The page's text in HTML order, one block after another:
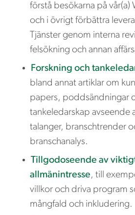
förstå besökarna på vår(a)
och i övrigt förbättra
Tjänster genom interna
felsökning och annan
Forskning och
bland annat artiklar om
papers, poddsändningar
tankeledarskap avseende
talanger, branschtrender
branschanalys.
Tillgodoseende av
allmänintresse, till
villkor och driva program
mångfald och inkludering.